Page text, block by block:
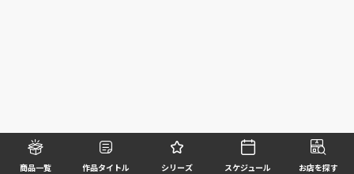
商品一覧 作品タイトル シリーズ スケジュール お店を探す